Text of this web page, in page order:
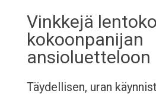
Vinkkejä
kokoonpanijan
ansioluetteloon
Täydellisen, uran